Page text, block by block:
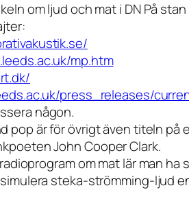
om ljud och mat i DN På
mp.htm
press_releases/
någon.
pop är för övrigt även titeln på
John Cooper Clark.
om mat lär man ha
steka-strömming-ljud